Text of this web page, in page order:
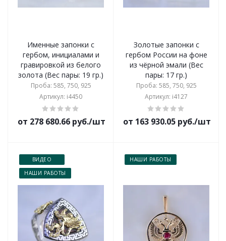
Именные запонки с
гербом, инициалами и
гравировкой из белого
золота (Вес пары: 19 гр.)
Проба: 585, 750, 925
Артикул: i4450
от 278 680.66 руб./шт
Золотые запонки с
гербом России на фоне
из чёрной эмали (Вес
пары: 17 гр.)
Проба: 585, 750, 925
Артикул: i4127
от 163 930.05 руб./шт
ВИДЕО
НАШИ РАБОТЫ
НАШИ РАБОТЫ